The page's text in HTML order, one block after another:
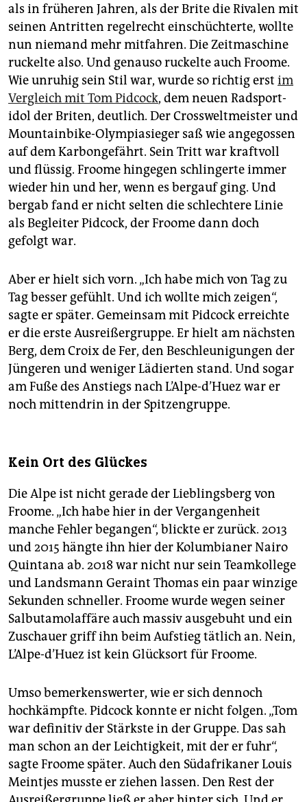
als in früheren Jahren, als der Brite die Rivalen mit
seinen Antritten regelrecht einschüchterte, wollte
nun niemand mehr mitfahren. Die Zeitmaschine
ruckelte also. Und genauso ruckelte auch Froome.
Wie unruhig sein Stil war, wurde so richtig erst im
Vergleich mit Tom Pidcock, dem neuen Rad­sport­
idol der Briten, deutlich. Der Crossweltmeister und
Mountainbike-Olympiasieger saß wie angegossen
auf dem Karbongefährt. Sein Tritt war kraftvoll
und flüssig. Froome hingegen schlingerte immer
wieder hin und her, wenn es bergauf ging. Und
bergab fand er nicht selten die schlechtere Linie
als Begleiter Pidcock, der Froome dann doch
gefolgt war.
Aber er hielt sich vorn. „Ich habe mich von Tag zu
Tag besser gefühlt. Und ich wollte mich zeigen“,
sagte er später. Gemeinsam mit Pidcock erreichte
er die erste Ausreißergruppe. Er hielt am nächsten
Berg, dem Croix de Fer, den Beschleunigungen der
Jüngeren und weniger Lädierten stand. Und sogar
am Fuße des Anstiegs nach L’Alpe-d’Huez war er
noch mittendrin in der Spitzengruppe.
Kein Ort des Glückes
Die Alpe ist nicht gerade der Lieblingsberg von
Froome. „Ich habe hier in der Vergangenheit
manche Fehler begangen“, blickte er zurück. 2013
und 2015 hängte ihn hier der Kolumbianer Nairo
Quintana ab. 2018 war nicht nur sein Teamkollege
und Landsmann Geraint Thomas ein paar winzige
Sekunden schneller. Froome wurde wegen seiner
Salbutamolaffäre auch massiv ausgebuht und ein
Zuschauer griff ihn beim Aufstieg tätlich an. Nein,
L’Alpe-­d’Huez ist kein Glücksort für Froome.
Umso bemerkenswerter, wie er sich dennoch
hochkämpfte. Pidcock konnte er nicht folgen. „Tom
war definitiv der Stärkste in der Gruppe. Das sah
man schon an der Leichtigkeit, mit der er fuhr“,
sagte Froome später. Auch den Südafrikaner Louis
Mein­tjes musste er ziehen lassen. Den Rest der